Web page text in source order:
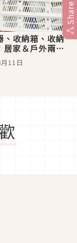
、收納箱、收納
居家＆戶外兩用
特集
11日
Share